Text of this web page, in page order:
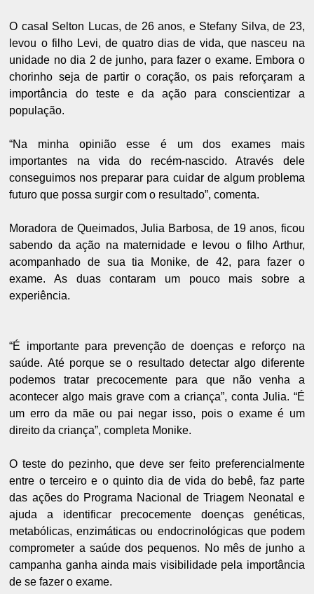
O casal Selton Lucas, de 26 anos, e Stefany Silva, de 23,
levou o filho Levi, de quatro dias de vida, que nasceu na
unidade no dia 2 de junho, para fazer o exame. Embora o
chorinho seja de partir o coração, os pais reforçaram a
importância do teste e da ação para conscientizar a
população.
“Na minha opinião esse é um dos exames mais
importantes na vida do recém-nascido. Através dele
conseguimos nos preparar para cuidar de algum problema
futuro que possa surgir com o resultado”, comenta.
Moradora de Queimados, Julia Barbosa, de 19 anos, ficou
sabendo da ação na maternidade e levou o filho Arthur,
acompanhado de sua tia Monike, de 42, para fazer o
exame. As duas contaram um pouco mais sobre a
experiência.
“É importante para prevenção de doenças e reforço na
saúde. Até porque se o resultado detectar algo diferente
podemos tratar precocemente para que não venha a
acontecer algo mais grave com a criança”, conta Julia. “É
um erro da mãe ou pai negar isso, pois o exame é um
direito da criança”, completa Monike.
O teste do pezinho, que deve ser feito preferencialmente
entre o terceiro e o quinto dia de vida do bebê, faz parte
das ações do Programa Nacional de Triagem Neonatal e
ajuda a identificar precocemente doenças genéticas,
metabólicas, enzimáticas ou endocrinológicas que podem
comprometer a saúde dos pequenos. No mês de junho a
campanha ganha ainda mais visibilidade pela importância
de se fazer o exame.